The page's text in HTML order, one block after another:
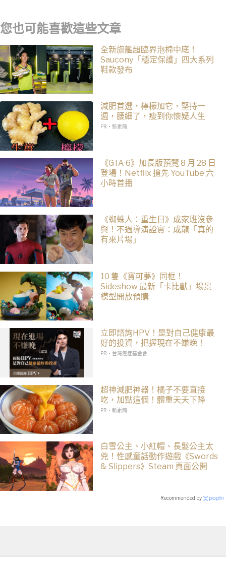
您也可能喜歡這些文章
全新旗艦超臨界泡棉中底！
Saucony「穩定保護」四大系列
鞋款發布
減肥首選，檸檬加它，堅持一
週，腰細了，瘦到你懷疑人生
PR・新素簡
《GTA 6》加長版預覽 8 月 28 日
登場！Netflix 搶先 YouTube 六
小時首播
《蜘蛛人：重生日》成家班沒參
與！不過導演證實：成龍「真的
有來片場」
10 隻《寶可夢》同框！
Sideshow 最新「卡比獸」場景
模型開放預購
立即諮詢HPV！是對自己健康最
好的投資，把握現在不嫌晚！
PR・台灣癌症基金會
超神減肥神器！橘子不要直接
吃，加點這個！體重天天下降
PR・新素簡
白雪公主、小紅帽、長髮公主太
兇！性感童話動作遊戲《Swords
& Slippers》Steam 頁面公開
Recommended by